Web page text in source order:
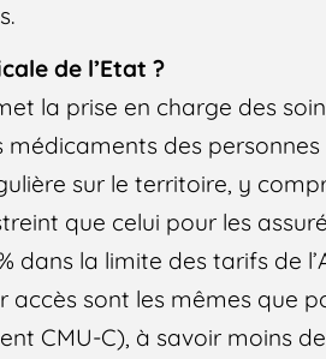
de l’Etat ?
la prise en charge des
médicaments des
sur le territoire, y
que celui pour les
dans la limite des tarifs de
accès sont les mêmes que
CMU-C), à savoir moins